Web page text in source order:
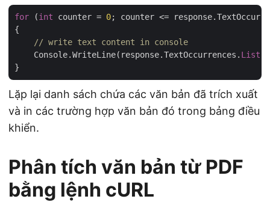
for (int counter = 0; counter <=
{
// write text content in console
    Console.WriteLine(response.TextOccurrences.
List
Lặp lại danh sách chứa các văn bản đã trích xuất
và in các trường hợp văn bản đó trong bảng điều
khiển.
Phân tích văn bản từ PDF
bằng lệnh cURL